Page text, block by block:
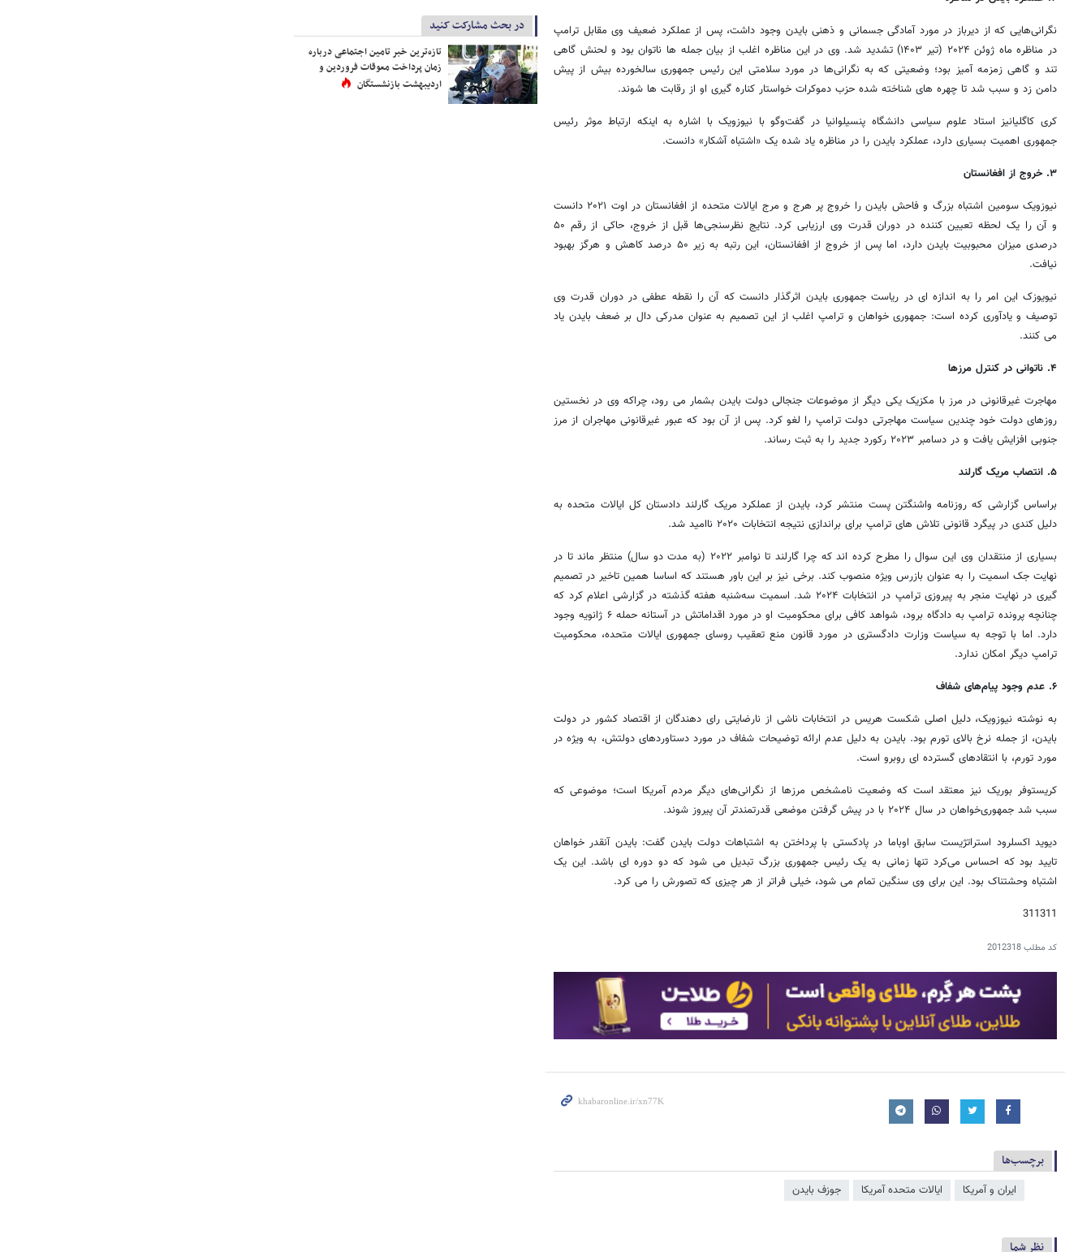
نگرانی‌هایی که از دیرباز در مورد آمادگی جسمانی و ذهنی بایدن وجود داشت، پس از عملکرد ضعیف وی مقابل ترامپ
در مناظره ماه ژوئن ۲۰۲۴ (تیر ۱۴۰۳) تشدید شد. وی در این مناظره اغلب از بیان جمله ها ناتوان بود و لحنش گاهی
تند و گاهی زمزمه آمیز بود؛ وضعیتی که به نگرانی‌ها در مورد سلامتی این رئیس جمهوری سالخورده بیش از پیش
دامن زد و سبب شد تا چهره های شناخته شده حزب دموکرات خواستار کناره گیری او از رقابت ها شوند.
کری کاگلیانیز استاد علوم سیاسی دانشگاه پنسیلوانیا در گفت‌وگو با نیوزویک با اشاره به اینکه ارتباط موثر رئیس
جمهوری اهمیت بسیاری دارد، عملکرد بایدن را در مناظره یاد شده یک «اشتباه آشکار» دانست.
۳. خروج از افغانستان
نیوزویک سومین اشتباه بزرگ و فاحش بایدن را خروج پر هرج و مرج ایالات متحده از افغانستان در اوت ۲۰۲۱ دانست
و آن را یک لحظه تعیین کننده در دوران قدرت وی ارزیابی کرد. نتایج نظرسنجی‌ها قبل از خروج، حاکی از رقم ۵۰
درصدی میزان محبوبیت بایدن دارد، اما پس از خروج از افغانستان، این رتبه به زیر ۵۰ درصد کاهش و هرگز بهبود
نیافت.
نیویوزک این امر را به اندازه ای در ریاست جمهوری بایدن اثرگذار دانست که آن را نقطه عطفی در دوران قدرت وی
توصیف و یادآوری کرده است: جمهوری خواهان و ترامپ اغلب از این تصمیم به عنوان مدرکی دال بر ضعف بایدن یاد
می کنند.
۴. ناتوانی در کنترل مرزها
مهاجرت غیرقانونی در مرز با مکزیک یکی دیگر از موضوعات جنجالی دولت بایدن بشمار می رود، چراکه وی در نخستین
روزهای دولت خود چندین سیاست مهاجرتی دولت ترامپ را لغو کرد. پس از آن بود که عبور غیرقانونی مهاجران از مرز
جنوبی افزایش یافت و در دسامبر ۲۰۲۳ رکورد جدید را به ثبت رساند.
۵. انتصاب مریک گارلند
براساس گزارشی که روزنامه واشنگتن پست منتشر کرد، بایدن از عملکرد مریک گارلند دادستان کل ایالات متحده به
دلیل کندی در پیگرد قانونی تلاش های ترامپ برای براندازی نتیجه انتخابات ۲۰۲۰ ناامید شد.
بسیاری از منتقدان وی این سوال را مطرح کرده اند که چرا گارلند تا نوامبر ۲۰۲۲ (به مدت دو سال) منتظر ماند تا در
نهایت جک اسمیت را به عنوان بازرس ویژه منصوب کند. برخی نیز بر این باور هستند که اساسا همین تاخیر در تصمیم
گیری در نهایت منجر به پیروزی ترامپ در انتخابات ۲۰۲۴ شد. اسمیت سه‌شنبه هفته گذشته در گزارشی اعلام کرد که
چنانچه پرونده ترامپ به دادگاه برود، شواهد کافی برای محکومیت او در مورد اقداماتش در آستانه حمله ۶ ژانویه وجود
دارد. اما با توجه به سیاست وزارت دادگستری در مورد قانون منع تعقیب روسای جمهوری ایالات متحده، محکومیت
ترامپ دیگر امکان ندارد.
۶. عدم وجود پیام‌های شفاف
به نوشته نیوزویک، دلیل اصلی شکست هریس در انتخابات ناشی از نارضایتی رای دهندگان از اقتصاد کشور در دولت
بایدن، از جمله نرخ بالای تورم بود. بایدن به دلیل عدم ارائه توضیحات شفاف در مورد دستاوردهای دولتش، به ویژه در
مورد تورم، با انتقادهای گسترده ای روبرو است.
کریستوفر بوریک نیز معتقد است که وضعیت نامشخص مرزها از نگرانی‌های دیگر مردم آمریکا است؛ موضوعی که
سبب شد جمهوری‌خواهان در سال ۲۰۲۴ با در پیش گرفتن موضعی قدرتمندتر آن پیروز شوند.
دیوید اکسلرود استراتژیست سابق اوباما در پادکستی با پرداختن به اشتباهات دولت بایدن گفت: بایدن آنقدر خواهان
تایید بود که احساس می‌کرد تنها زمانی به یک رئیس جمهوری بزرگ تبدیل می شود که دو دوره ای باشد. این یک
اشتباه وحشتناک بود. این برای وی سنگین تمام می شود، خیلی فراتر از هر چیزی که تصورش را می کرد.
311311
کد مطلب2012318
برچسب‌ها
ایران و آمریکا ایالات متحده آمریکا جوزف بایدن
نظر شما
در بحث مشارکت کنید
تازه‌ترین خبر تامین اجتماعی درباره
زمان پرداخت معوقات فروردین و
اردیبهشت بازنشستگان